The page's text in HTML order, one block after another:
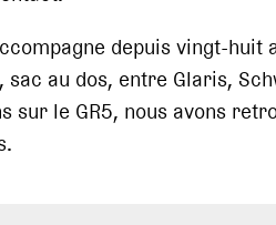
depuis vingt-huit
au dos, entre Glaris,
sur le GR5, nous avons